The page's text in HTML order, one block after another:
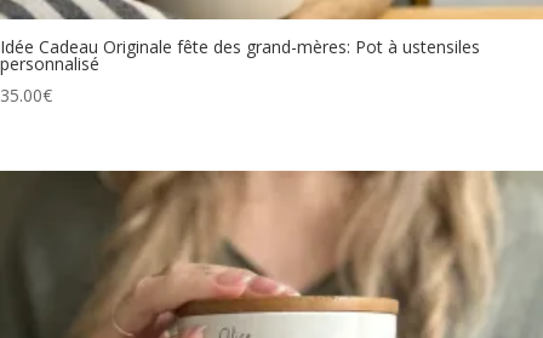
Idée Cadeau Originale fête des grand-mères: Pot à ustensiles
personnalisé
35.00€